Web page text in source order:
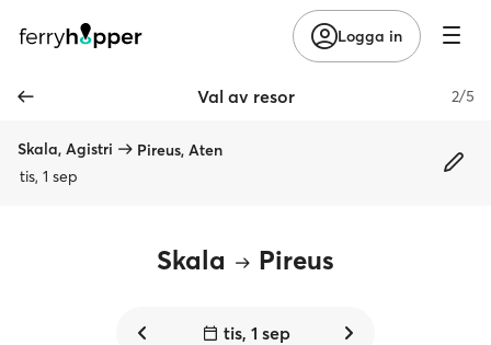
Logga in
Val av resor 2/5
Skala, Agistri
Pireus, Aten
tis, 1 sep
Skala Pireus
tis, 1 sep